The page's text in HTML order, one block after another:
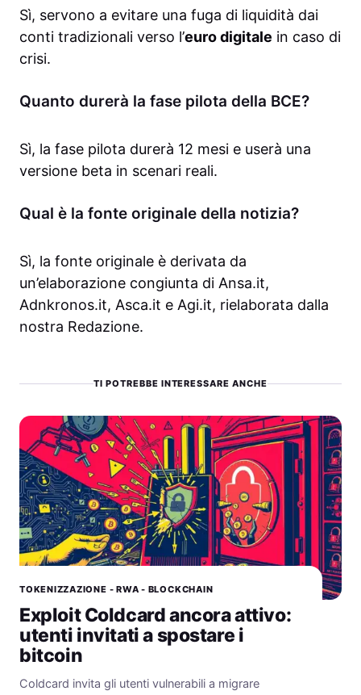
Sì, servono a evitare una fuga di liquidità dai
conti tradizionali verso l’euro digitale in caso di
crisi.
Quanto durerà la fase pilota della BCE?
Sì, la fase pilota durerà 12 mesi e userà una
versione beta in scenari reali.
Qual è la fonte originale della notizia?
Sì, la fonte originale è derivata da
un’elaborazione congiunta di Ansa.it,
Adnkronos.it, Asca.it e Agi.it, rielaborata dalla
nostra Redazione.
TI POTREBBE INTERESSARE ANCHE
TOKENIZZAZIONE - RWA - BLOCKCHAIN
Exploit Coldcard ancora attivo:
utenti invitati a spostare i
bitcoin
Coldcard invita gli utenti vulnerabili a migrare